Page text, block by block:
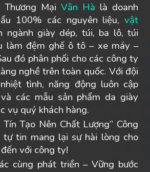
Mại Vân Hà là doanh
100% các nguyên liệu, vật
ngành giày dép, túi, ba lô, túi
làm đệm ghế ô tô – xe máy –
đó phân phối cho các công ty
nghề trên toàn quốc. Với đội
tình, năng động luôn cập
các mẫu sản phẩm da giày
vụ quý khách hàng.
Tạo Nên Chất Lượng” Công
tin mang lại sự hài lòng cho
với công ty!
cùng phát triển – Vững bước